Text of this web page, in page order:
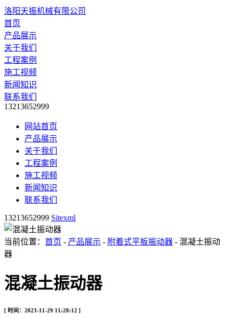
洛阳天振机械有限公司
首页
产品展示
关于我们
工程案例
施工视频
新闻知识
联系我们
13213652999
网站首页
产品展示
关于我们
工程案例
施工视频
新闻知识
联系我们
13213652999 Sitexml
当前位置： 首页 - 产品展示 - 附着式平板振动器 - 混凝土振动
器
混凝土振动器
[ 时间：2023-11-29 11:28:12 ]